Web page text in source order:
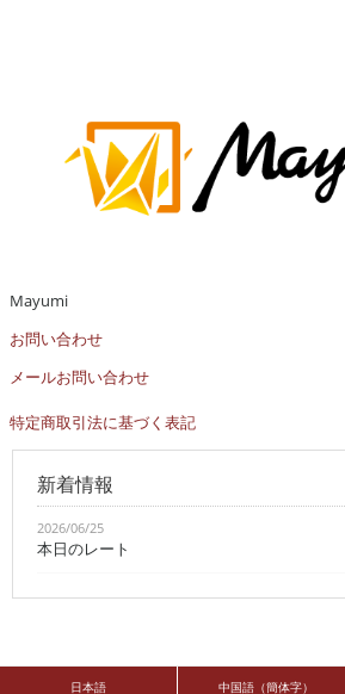
Mayumi
お問い合わせ
メールお問い合わせ
特定商取引法に基づく表記
新着情報
2026/06/25
本日のレート
日本語 中国語（簡体字）